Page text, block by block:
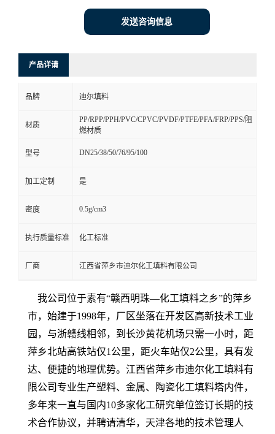
发送咨询信息
产品详请
品牌 迪尔填料
材质
PP/RPP/PPH/PVC/CPVC/PVDF/PTFE/PFA/FRP/PPS/阻
燃材质
型号 DN25/38/50/76/95/100
加工定制 是
密度 0.5g/cm3
执行质量标准 化工标准
厂商 江西省萍乡市迪尔化工填料有限公司
我公司位于素有“赣西明珠—化工填料之乡”的萍乡
市，始建于1998年，厂区坐落在开发区高新技术工业
园，与浙赣线相邻，到长沙黄花机场只需一小时，距
萍乡北站高铁站仅1公里，距火车站仅2公里，具有发
达、便捷的地理优势。 江西省萍乡市迪尔化工填料有
限公司专业生产塑料、金属、陶瓷化工填料塔内件，
多年来一直与国内10多家化工研究单位签订长期的技
术合作协议，并聘请清华，天津各地的技术管理人